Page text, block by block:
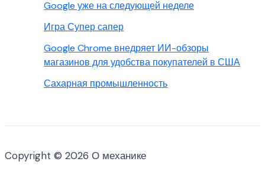
Google уже на следующей неделе
Игра Супер сапер
Google Chrome внедряет ИИ-обзоры
магазинов для удобства покупателей в США
Сахарная промышленность
Copyright © 2026 О механике